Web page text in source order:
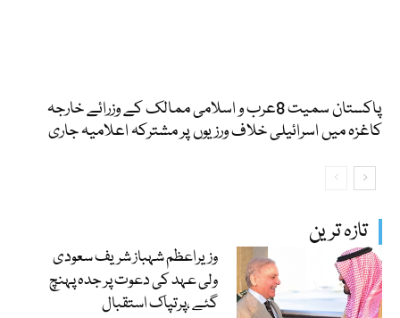
تازہ ترین
وزیراعظم شہباز شریف سعودی
ولی عہد کی دعوت پر جدہ پہنچ
گئے ،پرتپاک استقبال
پاکستان سمیت 8عرب و اسلامی ممالک کے وزرائے خارجہ
کاغزہ میں اسرائیلی خلاف ورزیوں پر مشترکہ اعلامیہ جاری